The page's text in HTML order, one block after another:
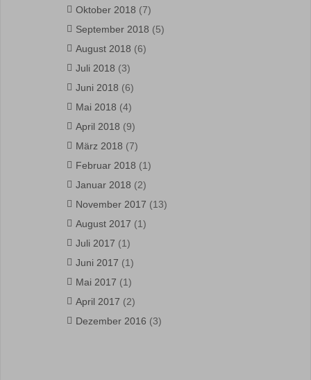
Oktober 2018 (7)
September 2018 (5)
August 2018 (6)
Juli 2018 (3)
Juni 2018 (6)
Mai 2018 (4)
April 2018 (9)
März 2018 (7)
Februar 2018 (1)
Januar 2018 (2)
November 2017 (13)
August 2017 (1)
Juli 2017 (1)
Juni 2017 (1)
Mai 2017 (1)
April 2017 (2)
Dezember 2016 (3)